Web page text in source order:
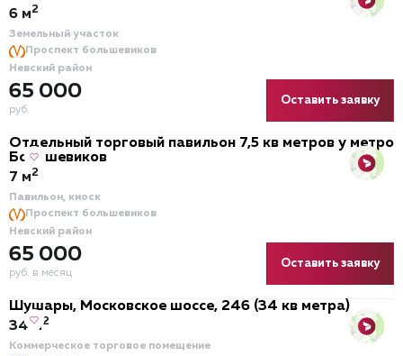
Земельный участок
Проспект большевиков
Невский район
65 000
руб.
6 м2
Оставить заявку
Отдельный торговый павильон 7,5 кв метров у метро
Большевиков
Павильон, киоск
Проспект большевиков
Невский район
65 000
руб. в месяц
7 м2
Оставить заявку
Шушары, Московское шоссе, 246 (34 кв метра)
Коммерческое торговое помещение
34 м2